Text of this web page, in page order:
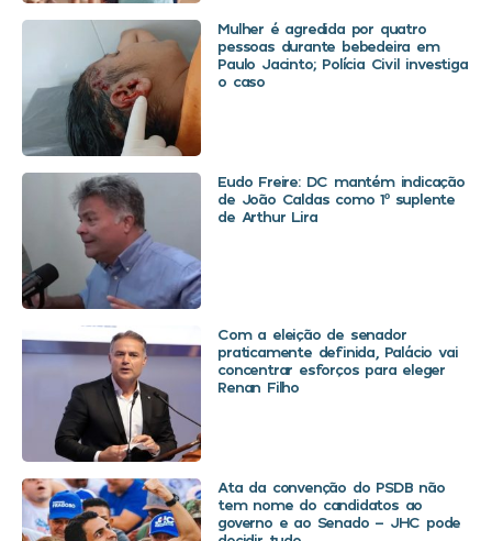
Mulher é agredida por quatro
pessoas durante bebedeira em
Paulo Jacinto; Polícia Civil investiga
o caso
Eudo Freire: DC mantém indicação
de João Caldas como 1º suplente
de Arthur Lira
Com a eleição de senador
praticamente definida, Palácio vai
concentrar esforços para eleger
Renan Filho
Ata da convenção do PSDB não
tem nome do candidatos ao
governo e ao Senado – JHC pode